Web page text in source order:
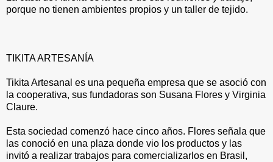
porque no tienen ambientes propios y un taller de tejido.
TIKITA ARTESANÍA
Tikita Artesanal es una pequeña empresa que se asoció con
la cooperativa, sus fundadoras son Susana Flores y Virginia
Claure.
Esta sociedad comenzó hace cinco años. Flores señala que
las conoció en una plaza donde vio los productos y las
invitó a realizar trabajos para comercializarlos en Brasil,